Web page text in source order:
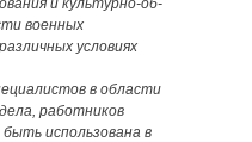
и культурно-об­
военных
условиях
в области
работников
использована в